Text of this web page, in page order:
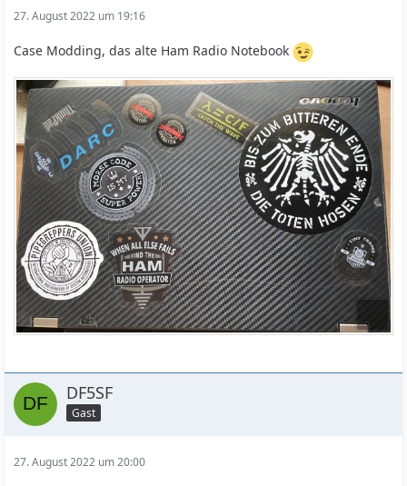
27. August 2022 um 19:16
Case Modding, das alte Ham Radio Notebook
DF5SF
Gast
27. August 2022 um 20:00